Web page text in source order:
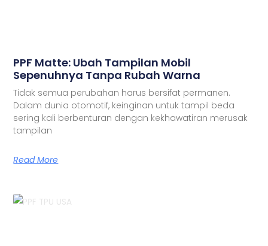
PPF Matte: Ubah Tampilan Mobil
Sepenuhnya Tanpa Rubah Warna
Tidak semua perubahan harus bersifat permanen.
Dalam dunia otomotif, keinginan untuk tampil beda
sering kali berbenturan dengan kekhawatiran merusak
tampilan
Read More